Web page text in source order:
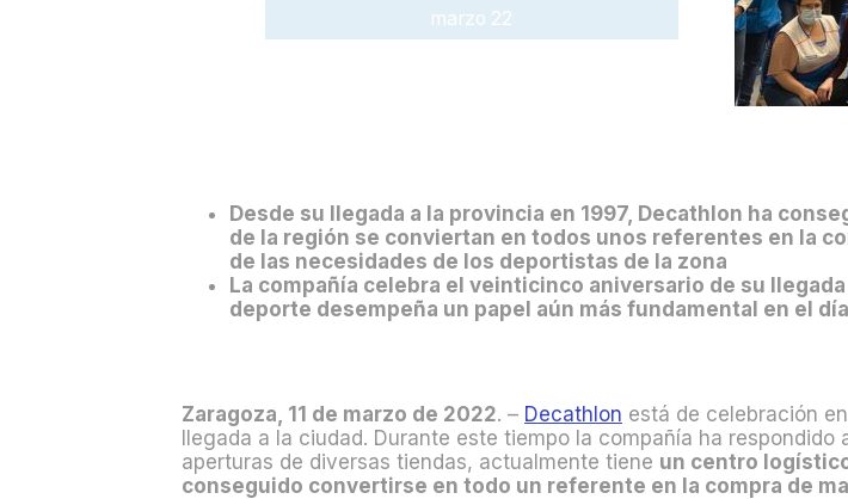
marzo 22
Desde su llegada a la provincia en 1997, Decathlon ha
de la región se conviertan en todos unos referentes en la
de las necesidades de los deportistas de la zona
La compañía celebra el veinticinco aniversario de su
deporte desempeña un papel aún más fundamental en el
Zaragoza, 11 de marzo de 2022. – Decathlon está de celebración
llegada a la ciudad. Durante este tiempo la compañía ha
aperturas de diversas tiendas, actualmente tiene un centro
conseguido convertirse en todo un referente en la compra de